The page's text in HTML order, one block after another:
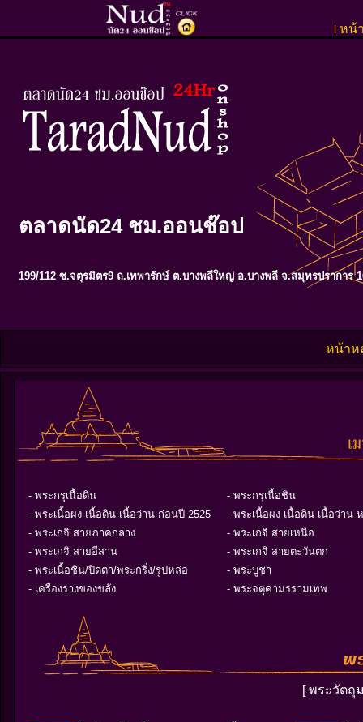
l หน้
ตลาดนัด24 ชม.ออนช๊อป
199/112 ซ.จตุรมิตร9 ถ.เทพารักษ์ ต.บางพลีใหญ่ อ.บางพลี จ.สมุทรปราการ
หน้าห
- พระกรุเนื้อดิน
- พระกรุเนื้อชิน
- พระเนื้อผง เนื้อดิน เนื้อว่าน ก่อนปี 2525
- พระเนื้อผง เนื้อดิน เนื้อว่าน
- พระเกจิ สายภาคกลาง
- พระเกจิ สายเหนือ
- พระเกจิ สายอีสาน
- พระเกจิ สายตะวันตก
- พระเนื้อชิน/ปิดตา/พระกริ่ง/รูปหล่อ
- พระบูชา
- เครื่องรางของขลัง
- พระจตุคามรรามเทพ
[ พระวัตถุ